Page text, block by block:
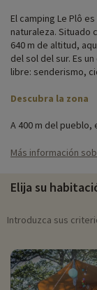
El camping Le Plô
naturaleza. Situado
640 m de altitud,
del sol del sur. Es
libre: senderismo,
Descubra la zona
A 400 m del
juegos, un bar en
El camping ofrece
parcelas. Si busca
nuestros alquileres
le gusta la
Actividades
Más información
Elija su
Introduzca sus